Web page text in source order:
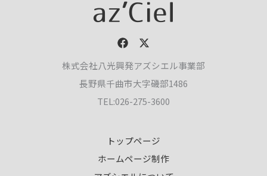
株式会社八光興発アズシエル事業部
長野県千曲市大字磯部1486
TEL:026-275-3600
トップページ
ホームページ制作